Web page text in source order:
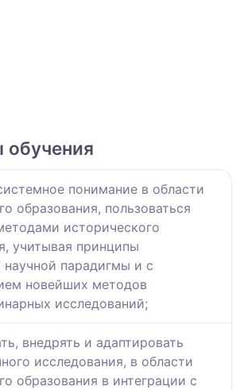
обучения
понимание в области
образования, пользоваться
исторического
учитывая принципы
научной парадигмы и с
новейших методов
исследований;
внедрять и адаптировать
исследования, в области
образования в интеграции с